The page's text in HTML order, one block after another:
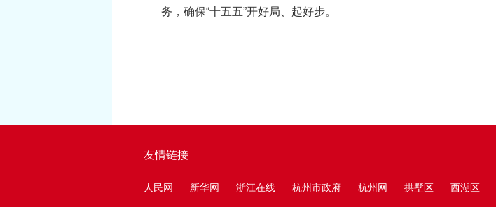
务，确保“十五五”开好局、起好步。
友情链接
人民网 新华网 浙江在线 杭州市政府 杭州网 拱墅区 西湖区